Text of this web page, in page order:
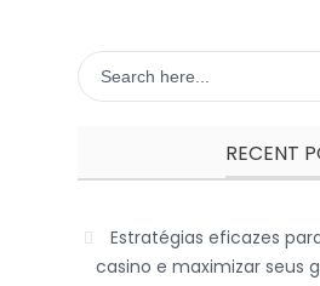
RECENT
Estratégias eficazes
casino e maximizar seus